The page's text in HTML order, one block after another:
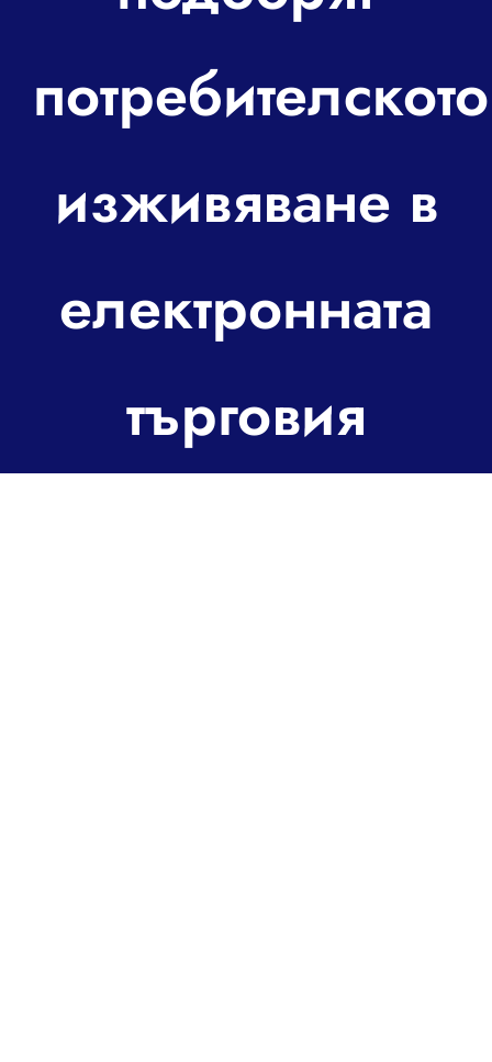
потребителското
изживяване в
електронната
търговия